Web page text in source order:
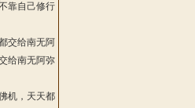
靠自己修行
交给南无阿
给南无阿弥
机，天天都